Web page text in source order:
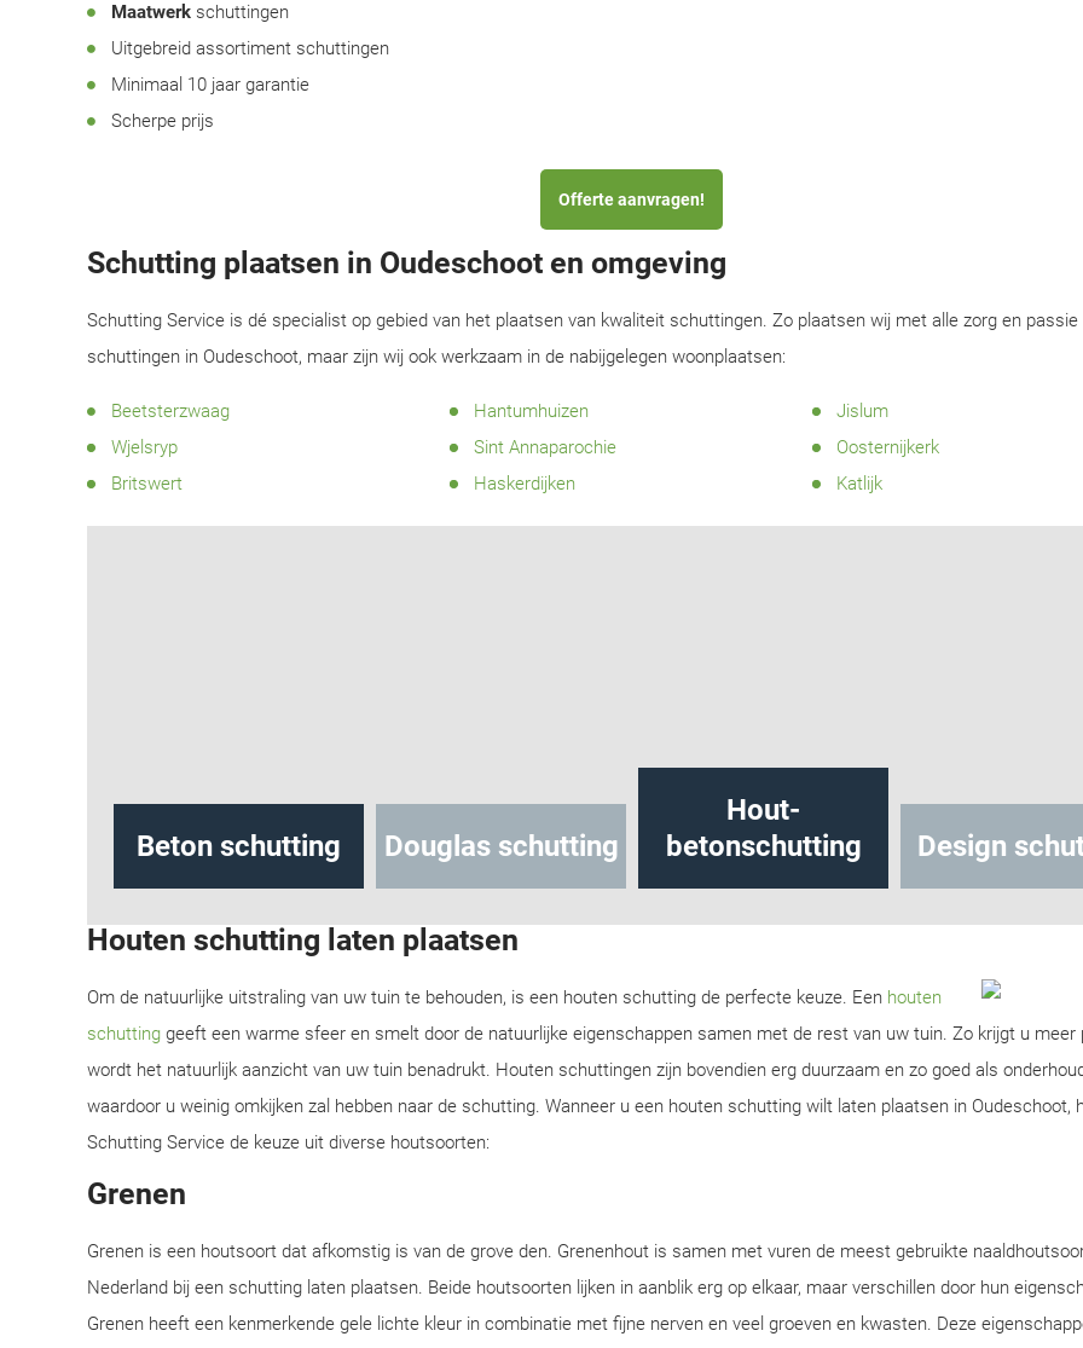
Maatwerk schuttingen
Uitgebreid assortiment schuttingen
Minimaal 10 jaar garantie
Scherpe prijs
Offerte aanvragen!
Schutting plaatsen in Oudeschoot en omgeving
Schutting Service is dé specialist op gebied van het plaatsen van kwaliteit schuttingen. Zo plaatsen wij met alle zorg en passie
schuttingen in Oudeschoot, maar zijn wij ook werkzaam in de nabijgelegen woonplaatsen:
Beetsterzwaag Hantumhuizen
Jislum
Wjelsryp
Sint Annaparochie
Oosternijkerk
Britswert
Haskerdijken Katlijk
Beton schutting Douglas schutting
Hout-
betonschutting
Design
Houten schutting laten plaatsen
Om de natuurlijke uitstraling van uw tuin te behouden, is een houten schutting de perfecte keuze. Een houten
schutting geeft een warme sfeer en smelt door de natuurlijke eigenschappen samen met de rest van uw tuin. Zo krijgt u meer
wordt het natuurlijk aanzicht van uw tuin benadrukt. Houten schuttingen zijn bovendien erg duurzaam en zo goed als
waardoor u weinig omkijken zal hebben naar de schutting. Wanneer u een houten schutting wilt laten plaatsen in Oudeschoot,
Schutting Service de keuze uit diverse houtsoorten:
Grenen
Grenen is een houtsoort dat afkomstig is van de grove den. Grenenhout is samen met vuren de meest gebruikte
Nederland bij een schutting laten plaatsen. Beide houtsoorten lijken in aanblik erg op elkaar, maar verschillen door hun
Grenen heeft een kenmerkende gele lichte kleur in combinatie met fijne nerven en veel groeven en kwasten. Deze